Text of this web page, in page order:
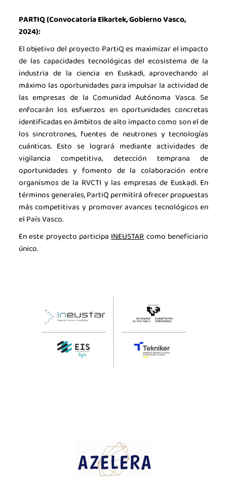
PARTIQ (Convocatoria Elkartek, Gobierno Vasco,
2024):
El objetivo del proyecto PartiQ es maximizar el impacto
de las capacidades tecnológicas del ecosistema de la
industria de la ciencia en Euskadi, aprovechando al
máximo las oportunidades para impulsar la actividad de
las empresas de la Comunidad Autónoma Vasca. Se
enfocarán los esfuerzos en oportunidades concretas
identificadas en ámbitos de alto impacto como son el de
los sincrotrones, fuentes de neutrones y tecnologías
cuánticas. Esto se logrará mediante actividades de
vigilancia competitiva, detección temprana de
oportunidades y fomento de la colaboración entre
organismos de la RVCTI y las empresas de Euskadi. En
términos generales, PartiQ permitirá ofrecer propuestas
más competitivas y promover avances tecnológicos en
el País Vasco.
En este proyecto participaINEUSTARcomo beneficiario
único.